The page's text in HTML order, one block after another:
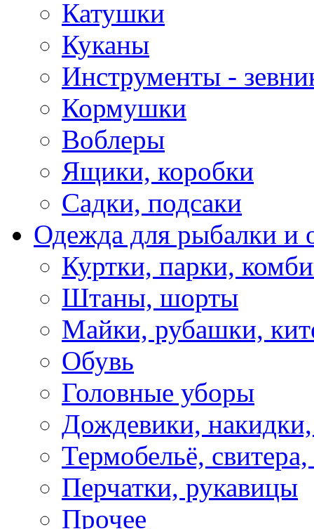
Катушки
Куканы
Инструменты -
Кормушки
Воблеры
Ящики, коробки
Садки, подсаки
Одежда для рыбалки и
Куртки, парки,
Штаны, шорты
Майки, рубашки,
Обувь
Головные уборы
Дождевики,
Термобельё,
Перчатки, рукавицы
Прочее